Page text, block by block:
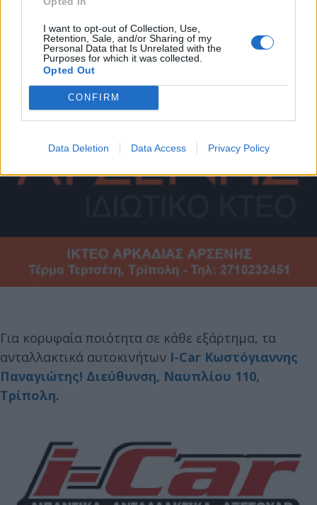
I want to opt-out of Collection, Use,
Retention, Sale, and/or Sharing of my
Personal Data that Is Unrelated with the
Purposes for which it was collected.
Opted Out
CONFIRM
Data Deletion Data Access Privacy Policy
Για κορυφαία ποιότητα σε κάθε εξάρτημα, τα
ανταλλακτικά αυτοκινήτων I-Car Κωστόγιαννης
Παναγιώτης! Διεύθυνση, Ναυπλίου 110,
Τρίπολη.